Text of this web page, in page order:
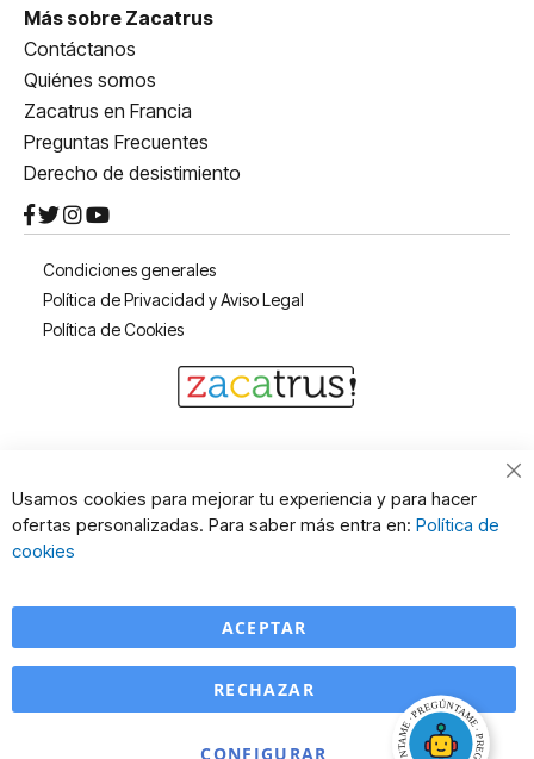
Más sobre Zacatrus
Contáctanos
Quiénes somos
Zacatrus en Francia
Preguntas Frecuentes
Derecho de desistimiento
Condiciones generales
Política de Privacidad y Aviso Legal
Política de Cookies
Usamos cookies para mejorar tu experiencia y para hacer
ofertas personalizadas. Para saber más entra en: Política de
cookies
ACEPTAR
CONFIGURAR
RECHAZAR